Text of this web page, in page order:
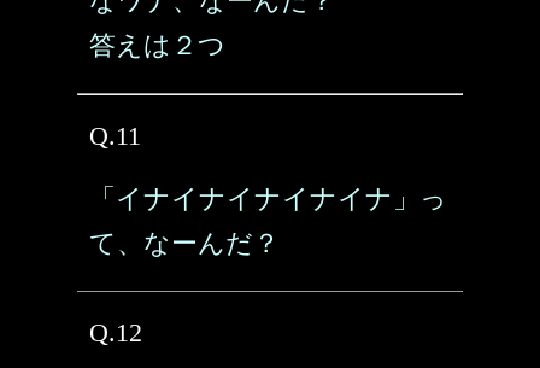
答えは２つ
Q.11
「イナイナイナイナイナ」っ
て、なーんだ？
Q.12